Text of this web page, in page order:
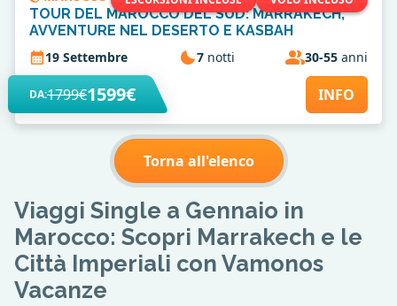
TOUR DEL MAROCCO DEL SUD: MARRAKECH,
AVVENTURE NEL DESERTO E KASBAH
19 Settembre
7notti 30-55 anni
DA:1799€1599€ INFO
Torna all'elenco
Viaggi Single a Gennaio in
Marocco: Scopri Marrakech e le
Città Imperiali con Vamonos
Vacanze